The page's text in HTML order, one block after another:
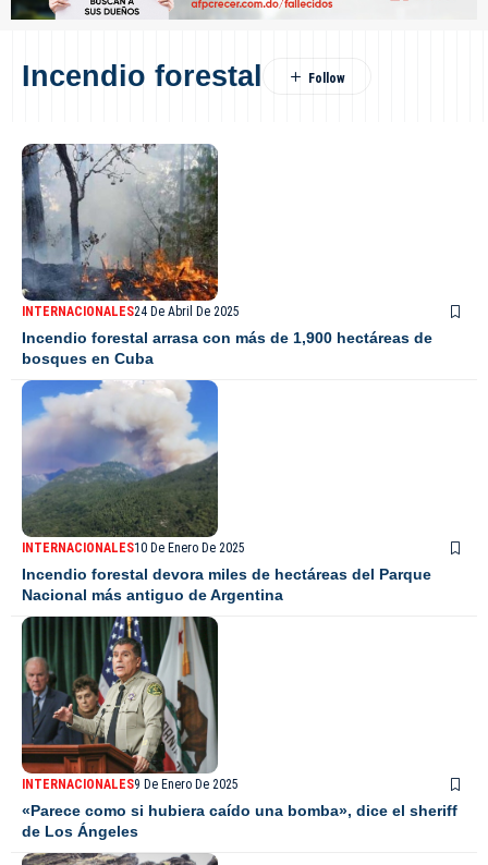
Incendio forestal
INTERNACIONALES24 De Abril De 2025
Incendio forestal arrasa con más de 1,900 hectáreas de
bosques en Cuba
INTERNACIONALES10 De Enero De 2025
Incendio forestal devora miles de hectáreas del Parque
Nacional más antiguo de Argentina
INTERNACIONALES9 De Enero De 2025
«Parece como si hubiera caído una bomba», dice el sheriff
de Los Ángeles